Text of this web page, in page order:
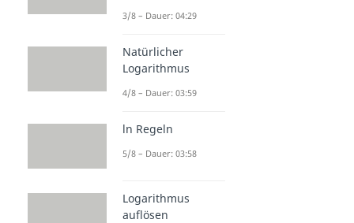
3/8 – Dauer: 04:29
Natürlicher
Logarithmus
4/8 – Dauer: 03:59
ln Regeln
5/8 – Dauer: 03:58
Logarithmus
auflösen